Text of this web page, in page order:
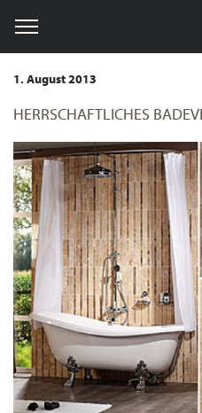
1. August 2013
HERRSCHAFTLICHES